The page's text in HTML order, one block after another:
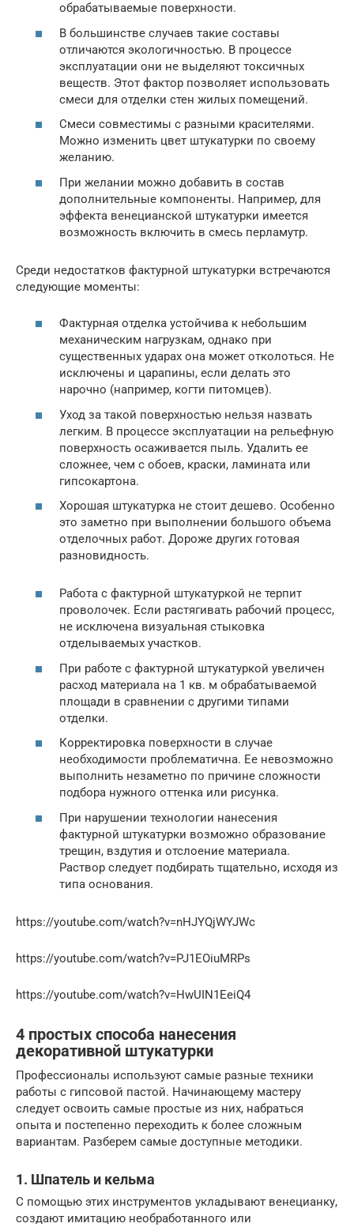
обрабатываемые поверхности.
В большинстве случаев такие составы
отличаются экологичностью. В процессе
эксплуатации они не выделяют токсичных
веществ. Этот фактор позволяет использовать
смеси для отделки стен жилых помещений.
Смеси совместимы с разными красителями.
Можно изменить цвет штукатурки по своему
желанию.
При желании можно добавить в состав
дополнительные компоненты. Например, для
эффекта венецианской штукатурки имеется
возможность включить в смесь перламутр.
Среди недостатков фактурной штукатурки встречаются
следующие моменты:
Фактурная отделка устойчива к небольшим
механическим нагрузкам, однако при
существенных ударах она может отколоться. Не
исключены и царапины, если делать это
нарочно (например, когти питомцев).
Уход за такой поверхностью нельзя назвать
легким. В процессе эксплуатации на рельефную
поверхность осаживается пыль. Удалить ее
сложнее, чем с обоев, краски, ламината или
гипсокартона.
Хорошая штукатурка не стоит дешево. Особенно
это заметно при выполнении большого объема
отделочных работ. Дороже других готовая
разновидность.
Работа с фактурной штукатуркой не терпит
проволочек. Если растягивать рабочий процесс,
не исключена визуальная стыковка
отделываемых участков.
При работе с фактурной штукатуркой увеличен
расход материала на 1 кв. м обрабатываемой
площади в сравнении с другими типами
отделки.
Корректировка поверхности в случае
необходимости проблематична. Ее невозможно
выполнить незаметно по причине сложности
подбора нужного оттенка или рисунка.
При нарушении технологии нанесения
фактурной штукатурки возможно образование
трещин, вздутия и отслоение материала.
Раствор следует подбирать тщательно, исходя из
типа основания.
https://youtube.com/watch?v=nHJYQjWYJWc
https://youtube.com/watch?v=PJ1EOiuMRPs
https://youtube.com/watch?v=HwUIN1EeiQ4
4 простых способа нанесения
декоративной штукатурки
Профессионалы используют самые разные техники
работы с гипсовой пастой. Начинающему мастеру
следует освоить самые простые из них, набраться
опыта и постепенно переходить к более сложным
вариантам. Разберем самые доступные методики.
1. Шпатель и кельма
С помощью этих инструментов укладывают венецианку,
создают имитацию необработанного или